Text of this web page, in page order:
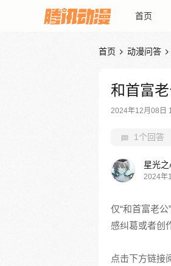
首页
首页  动漫问答 
和首富
2024年12月08日
1个回答
星光之
2024年
仅“和首富老
感纠葛或者创
点击下方链接